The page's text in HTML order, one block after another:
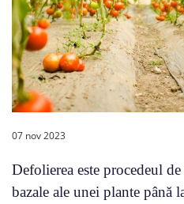
07 nov 2023
Defolierea este procedeul
bazale ale unei plante până